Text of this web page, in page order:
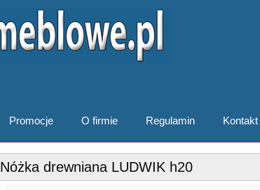
Promocje O firmie Regulamin Kontakt
Nóżka drewniana LUDWIK h20